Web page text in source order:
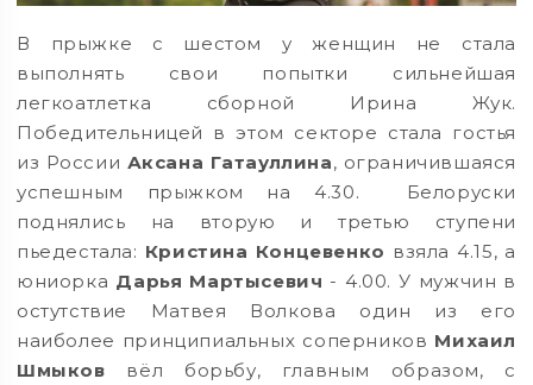
В прыжке с шестом у женщин не стала
выполнять свои попытки сильнейшая
легкоатлетка сборной Ирина Жук.
Победительницей в этом секторе стала гостья
из России Аксана Гатауллина, ограничившаяся
успешным прыжком на 4.30. Белоруски
поднялись на вторую и третью ступени
пьедестала: Кристина Концевенко взяла 4.15, а
юниорка Дарья Мартысевич - 4.00. У мужчин в
остутствие Матвея Волкова один из его
наиболее принципиальных соперников Михаил
Шмыков вёл борьбу, главным образом, с